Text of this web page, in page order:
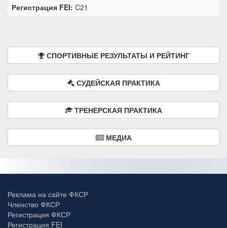
Регистрация FEI: C21
СПОРТИВНЫЕ РЕЗУЛЬТАТЫ И РЕЙТИНГ
СУДЕЙСКАЯ ПРАКТИКА
ТРЕНЕРСКАЯ ПРАКТИКА
МЕДИА
Реклама на сайте ФКСР
Членство ФКСР
Регистрация ФКСР
Регистрация FEI